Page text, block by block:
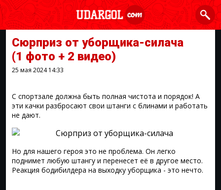
Сюрприз от уборщика-силача
(1 фото + 2 видео)
25 мая 202414:33
С спортзале должна быть полная чистота и порядок! А
эти качки разбросают свои штанги с блинами и работать
не дают.
Но для нашего героя это не проблема. Он легко
поднимет любую штангу и перенесет её в другое место.
Реакция бодибилдера на выходку уборщика - это нечто.